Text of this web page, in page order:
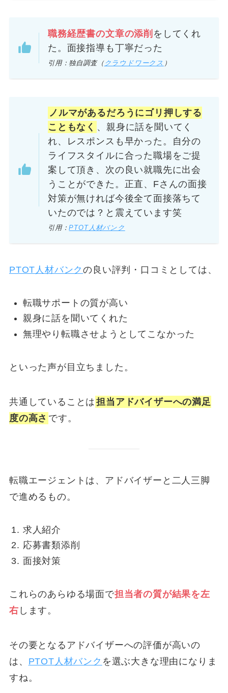
職務経歴書の文章の添削 をしてくれ
た。面接指導も丁寧だった
引用：独自調査（クラウドワークス ）
ノルマがあるだろうにゴリ押しする
こともなく 、親身に話を聞いてく
れ、レスポンスも早かった。自分の
ライフスタイルに合った職場をご提
案して頂き、次の良い就職先に出会
うことができた。正直、Fさんの面接
対策が無ければ今後全て面接落ちて
いたのでは？と震えています笑
引用：PTOT人材バンク
PTOT人材バンクの良い評判・口コミとしては、
転職サポートの質が高い
親身に話を聞いてくれた
無理やり転職させようとしてこなかった
といった声が目立ちました。
共通していることは 担当アドバイザーへの満足
度の高さ です。
転職エージェントは、アドバイザーと二人三脚
で進めるもの。
求人紹介
応募書類添削
面接対策
これらのあらゆる場面で担当者の質が結果を左
右 します。
その要となるアドバイザーへの評価が高いの
は、 PTOT人材バンク を選ぶ大きな理由になりま
すね。